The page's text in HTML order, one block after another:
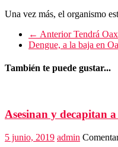
Una vez más, el organismo
← AnteriorTendrá
Dengue, a la baja en
También te puede gustar...
Asesinan y decapitan
5 junio, 2019 admin